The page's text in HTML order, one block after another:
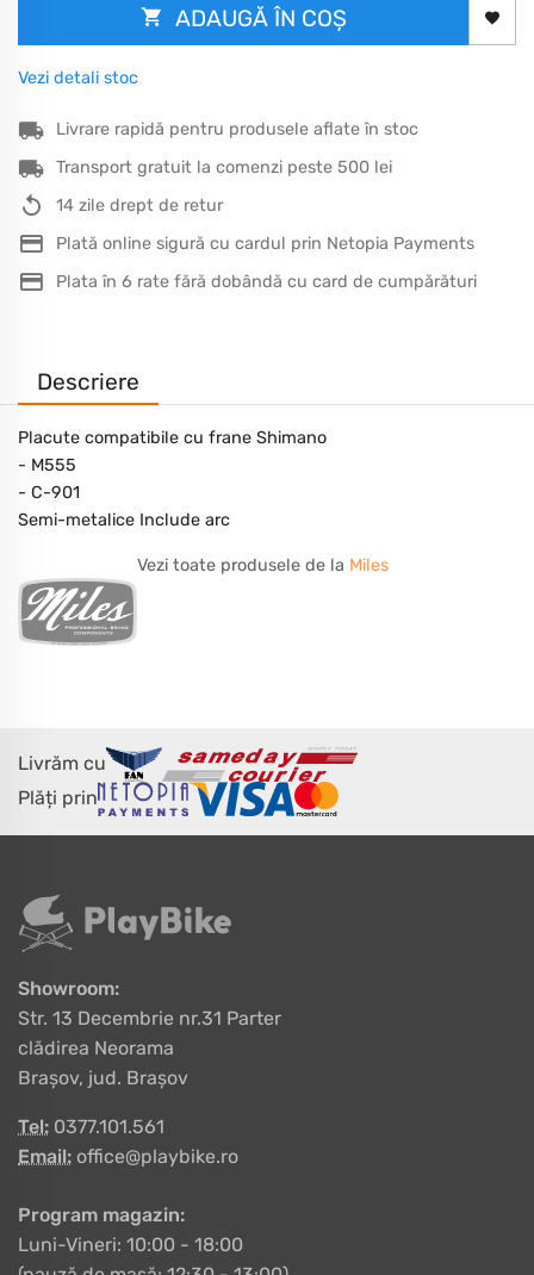
ADAUGĂ ÎN COȘ
Vezi detali stoc
Livrare rapidă pentru produsele aflate în stoc
Transport gratuit la comenzi peste 500 lei
14 zile drept de retur
Plată online sigură cu cardul prin Netopia Payments
Plata în 6 rate fără dobândă cu card de cumpărături
Descriere
Placute compatibile cu frane Shimano
- M555
- C-901
Semi-metalice Include arc
Vezi toate produsele de la Miles
Livrăm cu
Plăți prin
Showroom:
Str. 13 Decembrie nr.31 Parter
clădirea Neorama
Brașov, jud. Brașov
Tel: 0377.101.561
Email: office@playbike.ro
Program magazin:
Luni-Vineri: 10:00 - 18:00